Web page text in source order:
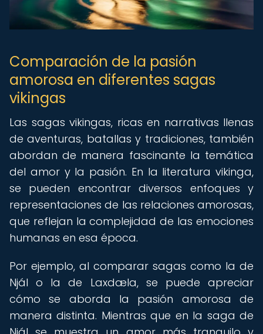
Comparación de la pasión
amorosa en diferentes sagas
vikingas
Las sagas vikingas, ricas en narrativas llenas
de aventuras, batallas y tradiciones, también
abordan de manera fascinante la temática
del amor y la pasión. En la literatura vikinga,
se pueden encontrar diversos enfoques y
representaciones de las relaciones amorosas,
que reflejan la complejidad de las emociones
humanas en esa época.
Por ejemplo, al comparar sagas como la de
Njál o la de Laxdæla, se puede apreciar
cómo se aborda la pasión amorosa de
manera distinta. Mientras que en la saga de